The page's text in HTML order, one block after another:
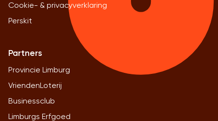
Cookie- & privacyverklaring
Perskit
Partners
Provincie Limburg
VriendenLoterij
Businessclub
Limburgs Erfgoed